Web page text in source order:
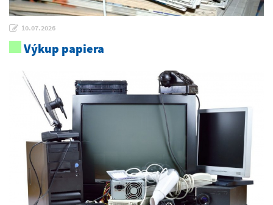
10.07.2026
Výkup papiera